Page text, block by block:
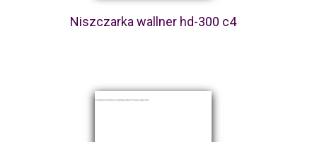
Niszczarka wallner hd-300 c4